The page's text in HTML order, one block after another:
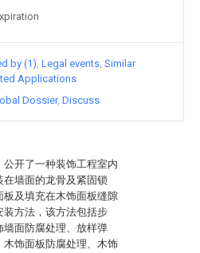
开了一种装饰工程室内
墙面的龙骨及紧固锁
及填充在木饰面板缝隙
装方法，该方法包括步
面防腐处理、放样弹
饰面板防腐处理、木饰
by (1) Legal events Similar
Applications
Dossier Discuss